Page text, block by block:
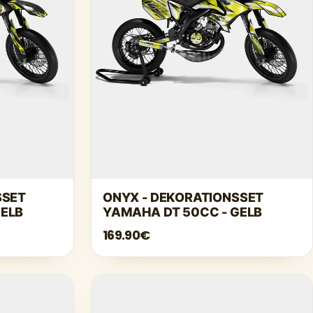
ONYX - DEKORATIONSSET
YAMAHA DT 50CC - GELB
169.90€